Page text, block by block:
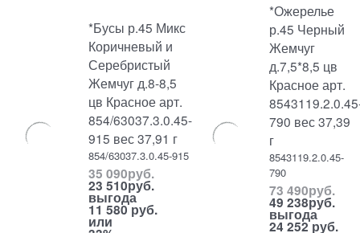
*Бусы р.45 Микс
Коричневый и
Серебристый
Жемчуг д.8-8,5
цв Красное арт.
854/63037.3.0.45-
915 вес 37,91 г
854/63037.3.0.45-915
35 090руб.
23 510руб.
выгода
11 580 руб.
или
*Ожерелье
р.45 Черный
Жемчуг
д.7,5*8,5 цв
Красное арт.
790 вес 37,39
г
8543119.2.0.45-
790
73 490руб.
49 238руб.
выгода
24 252 руб.